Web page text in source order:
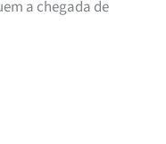
a chegada de